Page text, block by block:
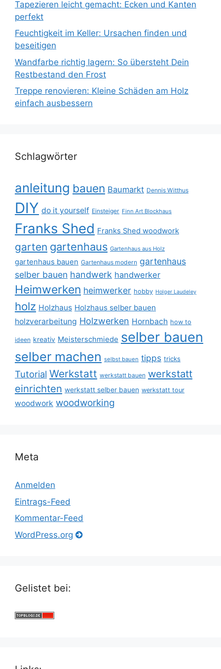
Tapezieren leicht gemacht: Ecken und Kanten
perfekt
Feuchtigkeit im Keller: Ursachen finden und
beseitigen
Wandfarbe richtig lagern: So übersteht Dein
Restbestand den Frost
Treppe renovieren: Kleine Schäden am Holz
einfach ausbessern
Schlagwörter
anleitung bauen Baumarkt Dennis Witthus
DIY do it yourself Einsteiger Finn Art Blockhaus
Franks Shed Franks Shed woodwork
garten gartenhaus Gartenhaus aus Holz
gartenhaus bauen Gartenhaus modern gartenhaus
selber bauen handwerk handwerker
Heimwerken heimwerker hobby Holger Laudeley
holz Holzhaus Holzhaus selber bauen
holzverarbeitung Holzwerken Hornbach how to
ideen kreativ Meisterschmiede selber bauen
selber machen selbst bauen tipps tricks
Tutorial Werkstatt werkstatt bauen werkstatt
einrichten werkstatt selber bauen werkstatt tour
woodwork woodworking
Meta
Anmelden
Eintrags-Feed
Kommentar-Feed
WordPress.org
Gelistet bei: